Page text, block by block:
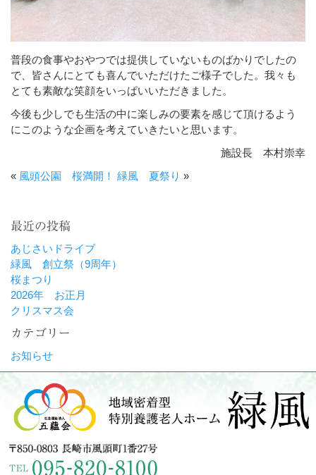
普段の食事やおやつでは提供していないものばかりでしたの
で、皆さんにとても喜んでいただけたご様子でした。我々も
とても素敵な笑顔をいっぱいいただきました。
今後も少しでも生活の中に楽しみの要素を感じて頂けるよう
にこのような企画を考えていきたいと思います。
施設長 本村崇幸
« 風頭公園 桜満開！ 緑風 夏祭り »
最近の投稿
あじさいドライブ
緑風 創立祭（9周年）
桜まつり
2026年 お正月
クリスマス会
カテゴリー
お知らせ